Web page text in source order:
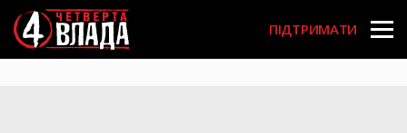
Перейти
до
основного
вмісту
User
account
ПІДТРИМАТИ